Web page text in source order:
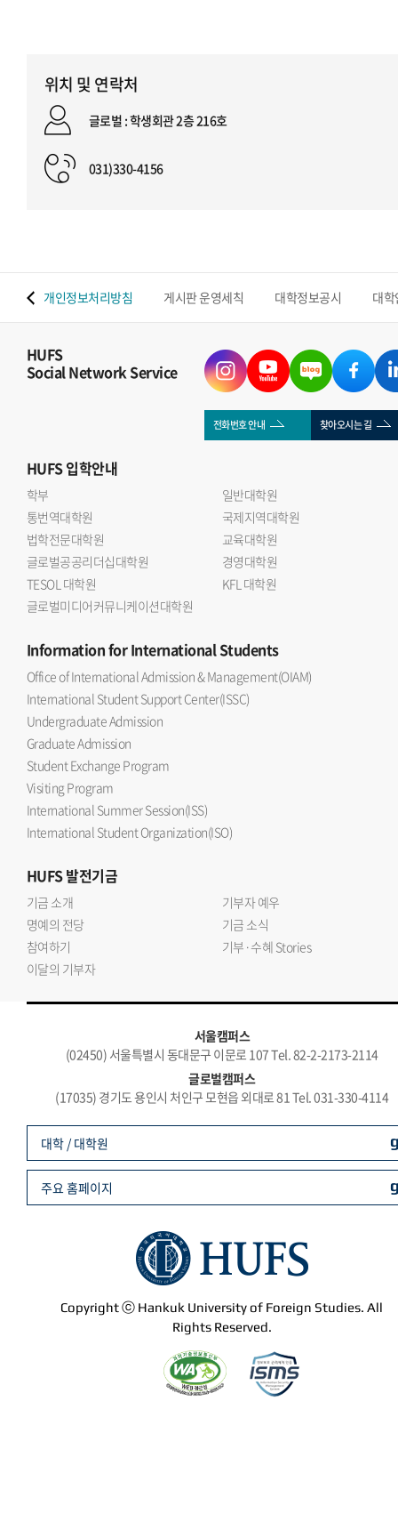
위치 및 연락처
글로벌 : 학생회관 2층 216호
031)330-4156
개인정보처리방침 게시판 운영세칙 대학정보공시 대
HUFS
Social Network Service
전화번호 안내 찾아오시는 길
HUFS입학안내
학부
일반대학원
통번역대학원
국제지역대학원
법학전문대학원
교육대학원
글로벌공공리더십대학원
경영대학원
TESOL 대학원
KFL 대학원
글로벌미디어커뮤니케이션대학원
Informationfor International Students
Office of International Admission & Management(OIAM)
International Student Support Center(ISSC)
Undergraduate Admission
Graduate Admission
Student Exchange Program
Visiting Program
International Summer Session(ISS)
International Student Organization(ISO)
HUFS발전기금
기금 소개
기부자 예우
명예의 전당
기금 소식
참여하기
기부·수혜 Stories
이달의 기부자
서울캠퍼스
(02450) 서울특별시 동대문구 이문로 107 Tel. 82-2-2173-2114
글로벌캠퍼스
(17035) 경기도 용인시 처인구 모현읍 외대로 81 Tel. 031-330-4114
Copyright ⓒ Hankuk University of Foreign Studies. All
Rights Reserved.
대학 / 대학원
주요 홈페이지